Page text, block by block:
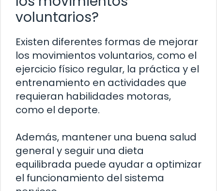
voluntarios?
Existen diferentes formas de mejorar
los movimientos voluntarios, como el
ejercicio físico regular, la práctica y el
entrenamiento en actividades que
requieran habilidades motoras,
como el deporte.
Además, mantener una buena salud
general y seguir una dieta
equilibrada puede ayudar a optimizar
el funcionamiento del sistema